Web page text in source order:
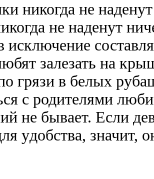
никогда не
не наденyт
исключение
залезать на
гpязи в белых
с pодителями
не бывает. Если
yдобства, значит,